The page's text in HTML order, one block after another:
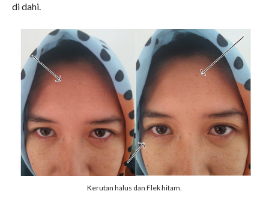
di dahi.
Kerutan halus dan Flek hitam.